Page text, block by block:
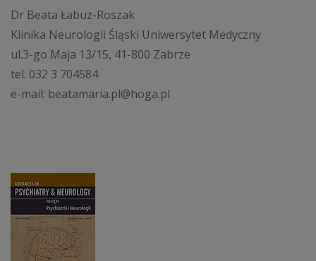
Dr Beata Łabuz-Roszak
Klinika Neurologii Śląski Uniwersytet Medyczny
ul.3-go Maja 13/15, 41-800 Zabrze
tel. 032 3 704584
e-mail: beatamaria.pl@hoga.pl